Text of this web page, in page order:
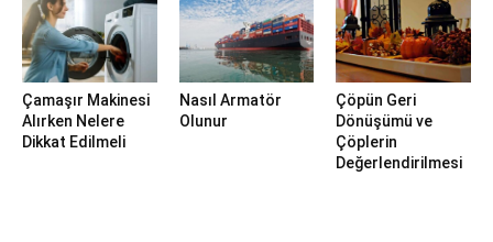
Çamaşır Makinesi
Alırken Nelere
Dikkat Edilmeli
Nasıl Armatör
Olunur
Çöpün Geri
Dönüşümü ve
Çöplerin
Değerlendirilmesi